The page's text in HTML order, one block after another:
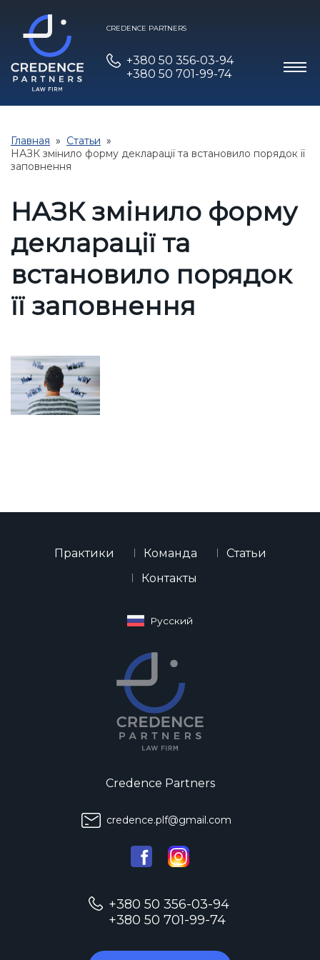
CREDENCE PARTNERS
+380 50 356-03-94
+380 50 701-99-74
Главная
Статьи
НАЗК змінило форму декларації та встановило порядок її
заповнення
НАЗК змінило форму
декларації та
встановило порядок
її заповнення
Практики Команда
Статьи
Контакты
Русский
Credence Partners
credence.plf@gmail.com
+380 50 356-03-94
+380 50 701-99-74